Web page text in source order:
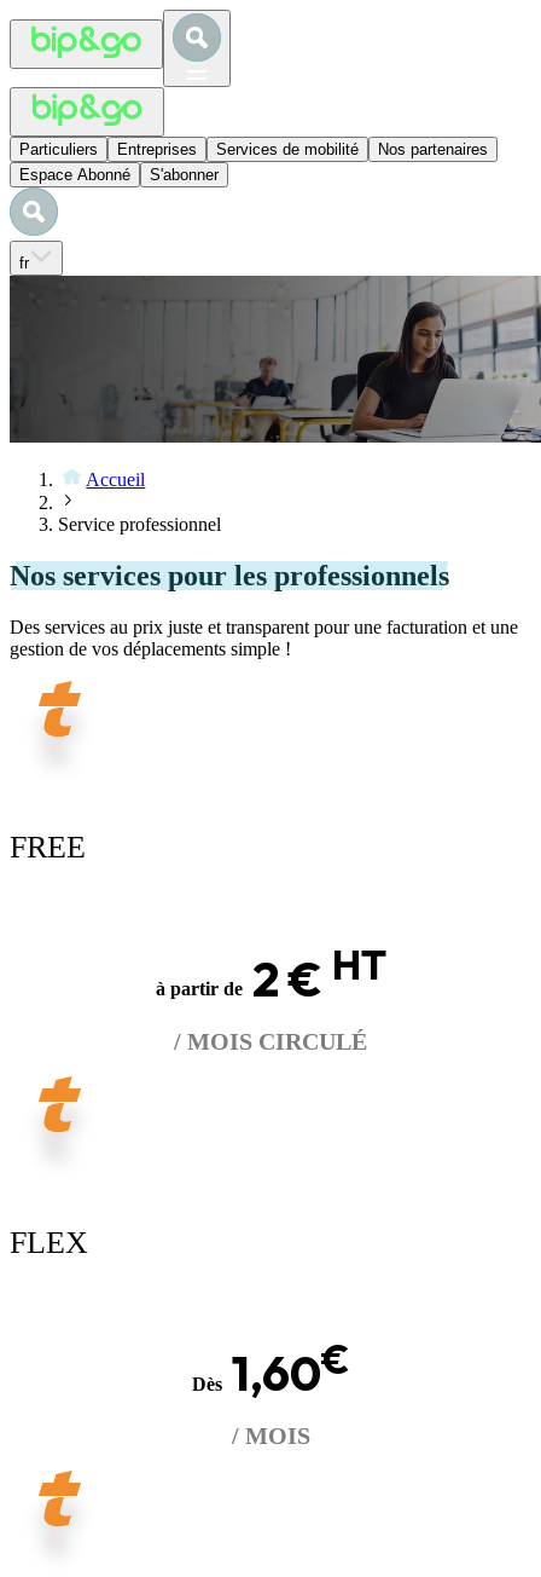
Particuliers Entreprises Services de mobilité
Nos partenaires
Espace Abonné
S'abonner
fr
Accueil
Service professionnel
Nos services pour les professionnels
Des services au prix juste et transparent pour une facturation et une
gestion de vos déplacements simple !
FREE
à partir de 2 € HT
/ MOIS CIRCULÉ
FLEX
Dès 1,60€
/ MOIS